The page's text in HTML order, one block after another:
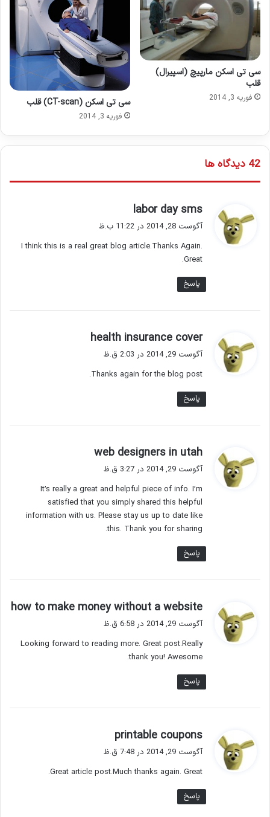
سی تی اسکن مارپیچ (اسپیرال)
قلب
فوریه 3, 2014 سی تی اسکن (CT-scan) قلب
فوریه 3, 2014
‫42 دیدگاه ها
labor day sms
ف
:
آگوست 28, 2014 در 11:22 ب.ظ
I think this is a real great blog article.Thanks Again.
Great.
پاسخ
health insurance cover
:
آگوست 29, 2014 در 2:03 ق.ظ
Thanks again for the blog post.
پاسخ
web designers in utah
:
آگوست 29, 2014 در 3:27 ق.ظ
It’s really a great and helpful piece of info. I’m
satisfied that you simply shared this helpful
information with us. Please stay us up to date like
this. Thank you for sharing.
پاسخ
how to make money without a website
آگوست 29, 2014 در 6:58 ق.ظ
Looking forward to reading more. Great post.Really
thank you! Awesome.
پاسخ
printable coupons
ف
:
آگوست 29, 2014 در 7:48 ق.ظ
Great article post.Much thanks again. Great.
پاسخ